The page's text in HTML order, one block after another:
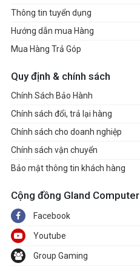
Thông tin tuyển dụng
Hướng dẫn mua Hàng
Mua Hàng Trả Góp
Quy định & chính sách
Chính Sách Bảo Hành
Chính sách đổi, trả lại hàng
Chính sách cho doanh nghiệp
Chính sách vận chuyển
Bảo mật thông tin khách hàng
Cộng đồng Gland Computer
Facebook
Youtube
Group Gaming